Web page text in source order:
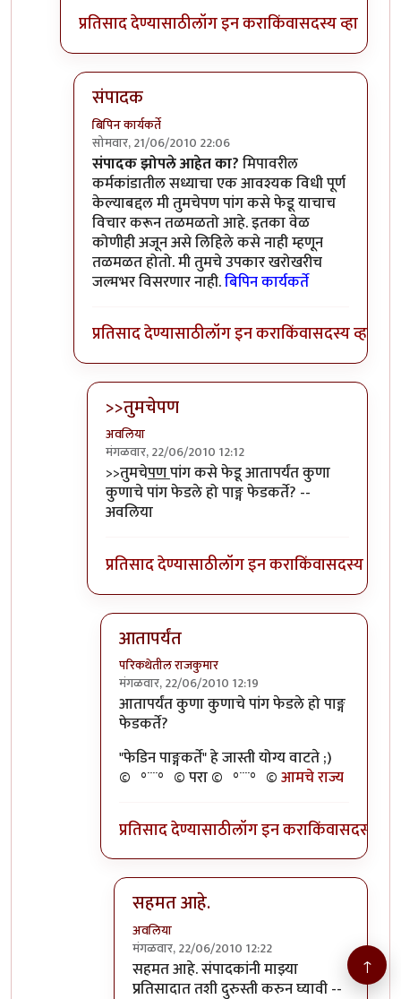
प्रतिसाद देण्यासाठीलॉग इन कराकिंवासदस्य व्हा
संपादक
बिपिन कार्यकर्ते
सोमवार, 21/06/2010 22:06
In reply toनिषेधbyनितिन थत्ते
संपादक झोपले आहेत का?मिपावरील
कर्मकांडातील सध्याचा एक आवश्यक विधी पूर्ण
केल्याबद्दल मी तुमचेपण पांग कसे फेडू याचाच
विचार करून तळमळतो आहे. इतका वेळ
कोणीही अजून असे लिहिले कसे नाही म्हणून
तळमळत होतो. मी तुमचे उपकार खरोखरीच
जल्मभर विसरणार नाही.बिपिन कार्यकर्ते
प्रतिसाद देण्यासाठीलॉग इन कराकिंवासदस्य व्हा
>>तुमचेपण
अवलिया
मंगळवार, 22/06/2010 12:12
In reply toसंपादकbyबिपिन कार्यकर्ते
>>तुमचेपणपांग कसे फेडू आतापर्यंत कुणा
कुणाचे पांग फेडले हो पाङ्ग फेडकर्ते? --
अवलिया
प्रतिसाद देण्यासाठीलॉग इन कराकिंवासदस्य व्हा
आतापर्यंत
परिकथेतील राजकुमार
मंगळवार, 22/06/2010 12:19
In reply to>>तुमचेपणbyअवलिया
आतापर्यंत कुणा कुणाचे पांग फेडले हो पाङ्ग
फेडकर्ते?
"फेडिन पाङ्गकर्ते" हे जास्ती योग्य वाटते ;)
©º°¨¨°º© परा ©º°¨¨°º©आमचे राज्य
प्रतिसाद देण्यासाठीलॉग इन कराकिंवासदस्य व्हा
सहमत आहे.
अवलिया
मंगळवार, 22/06/2010 12:22
In reply toआतापर्यंतbyपरिकथेतील राजकुमार
सहमत आहे. संपादकांनी माझ्या
प्रतिसादात तशी दुरुस्ती करुन घ्यावी --
↑